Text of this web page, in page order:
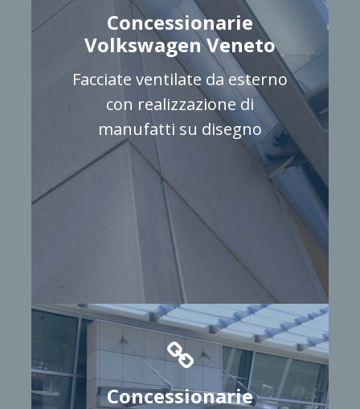
Concessionarie
Volkswagen Veneto
Facciate ventilate da esterno
con realizzazione di
manufatti su disegno
Concessionarie